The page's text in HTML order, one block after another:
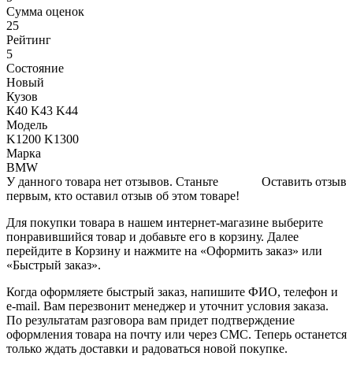
Сумма оценок
25
Рейтинг
5
Состояние
Новый
Кузов
К40 K43 K44
Модель
K1200 K1300
Марка
BMW
Оставить отзыв
У данного товара нет отзывов. Станьте
первым, кто оставил отзыв об этом товаре!
Для покупки товара в нашем интернет-магазине выберите
понравившийся товар и добавьте его в корзину. Далее
перейдите в Корзину и нажмите на «Оформить заказ» или
«Быстрый заказ».
Когда оформляете быстрый заказ, напишите ФИО, телефон и
e-mail. Вам перезвонит менеджер и уточнит условия заказа.
По результатам разговора вам придет подтверждение
оформления товара на почту или через СМС. Теперь останется
только ждать доставки и радоваться новой покупке.